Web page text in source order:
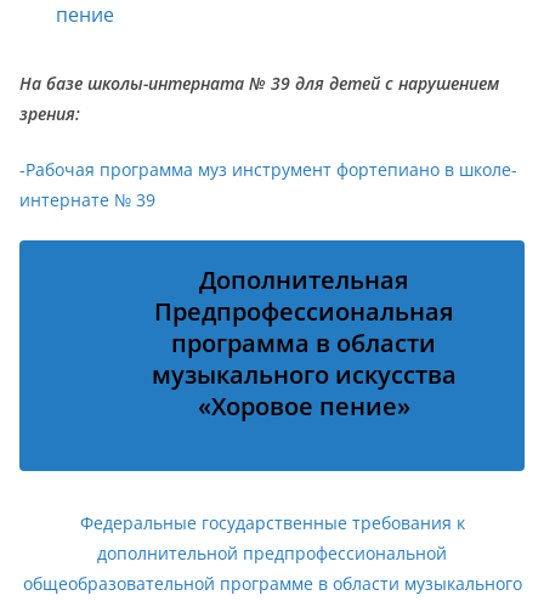
пение
На базе школы-интерната № 39 для детей с нарушением
зрения:
-Рабочая программа муз инструмент фортепиано в школе-
интернате № 39
Дополнительная
Предпрофессиональная
программа в области
музыкального искусства
«Хоровое пение»
Федеральные государственные требования к
дополнительной предпрофессиональной
общеобразовательной программе в области музыкального